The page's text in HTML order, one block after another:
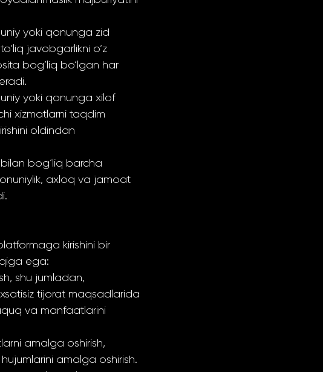
yoki qonunga zid
javobgarlikni o‘z
bog’liq bo‘lgan har
yoki qonunga xilof
xizmatlarni taqdim
oldindan
bog‘liq barcha
axloq va jamoat
kirishini bir
ega:
shu jumladan,
tijorat maqsadlarida
va manfaatlarini
amalga oshirish,
amalga oshirish.